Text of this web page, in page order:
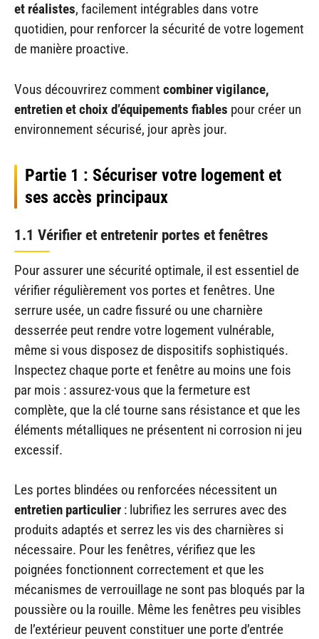
et réalistes, facilement intégrables dans votre
quotidien, pour renforcer la sécurité de votre logement
de manière proactive.
Vous découvrirez comment combiner vigilance,
entretien et choix d’équipements fiables pour créer un
environnement sécurisé, jour après jour.
Partie 1 : Sécuriser votre logement et
ses accès principaux
1.1 Vérifier et entretenir portes et fenêtres
Pour assurer une sécurité optimale, il est essentiel de
vérifier régulièrement vos portes et fenêtres. Une
serrure usée, un cadre fissuré ou une charnière
desserrée peut rendre votre logement vulnérable,
même si vous disposez de dispositifs sophistiqués.
Inspectez chaque porte et fenêtre au moins une fois
par mois : assurez-vous que la fermeture est
complète, que la clé tourne sans résistance et que les
éléments métalliques ne présentent ni corrosion ni jeu
excessif.
Les portes blindées ou renforcées nécessitent un
entretien particulier : lubrifiez les serrures avec des
produits adaptés et serrez les vis des charnières si
nécessaire. Pour les fenêtres, vérifiez que les
poignées fonctionnent correctement et que les
mécanismes de verrouillage ne sont pas bloqués par la
poussière ou la rouille. Même les fenêtres peu visibles
de l’extérieur peuvent constituer une porte d’entrée